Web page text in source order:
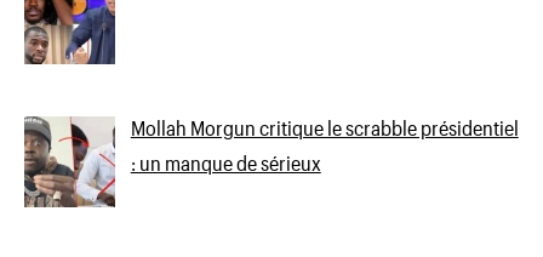
Mollah Morgun critique le scrabble présidentiel
: un manque de sérieux